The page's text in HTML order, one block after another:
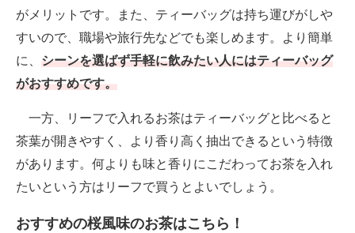
がメリットです。また、ティーバッグは持ち運びがしや
すいので、職場や旅行先などでも楽しめます。より簡単
に、 シーンを選ばず手軽に飲みたい人にはティーバッグ
がおすすめです。
一方、リーフで入れるお茶はティーバッグと比べると
茶葉が開きやすく、より香り高く抽出できるという特徴
があります。何よりも味と香りにこだわってお茶を入れ
たいという方はリーフで買うとよいでしょう。
おすすめの桜風味のお茶はこちら！